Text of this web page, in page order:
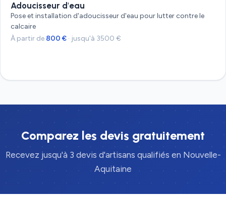
Adoucisseur d'eau
Pose et installation d'adoucisseur d'eau pour lutter contre le
calcaire
À partir de 800 € · jusqu'à 3500 €
Comparez les devis gratuitement
Recevez jusqu'à 3 devis d'artisans qualifiés en Nouvelle-
Aquitaine